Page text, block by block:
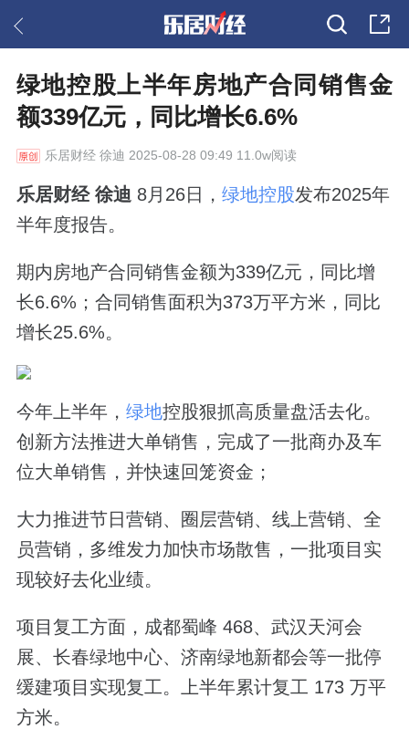
绿地控股上半年房地产合同销售金
额339亿元，同比增长6.6%
乐居财经徐迪 2025-08-28 09:49 11.0w阅读
乐居财经 徐迪 8月26日， 绿地控股发布2025年
半年度报告。
期内房地产合同销售金额为339亿元，同比增
长6.6%；合同销售面积为373万平方米，同比
增长25.6%。
今年上半年， 绿地控股狠抓高质量盘活去化。
创新方法推进大单销售，完成了一批商办及车
位大单销售，并快速回笼资金；
大力推进节日营销、圈层营销、线上营销、全
员营销，多维发力加快市场散售，一批项目实
现较好去化业绩。
项目复工方面，成都蜀峰 468、武汉天河会
展、长春绿地中心、济南绿地新都会等一批停
缓建项目实现复工。上半年累计复工 173 万平
方米。